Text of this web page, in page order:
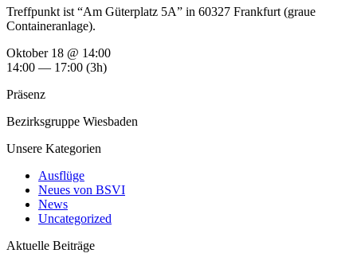
Treffpunkt ist “Am Güterplatz 5A” in 60327 Frankfurt (graue
Containeranlage).
Oktober 18 @ 14:00
14:00 — 17:00 (3h)
Präsenz
Bezirksgruppe Wiesbaden
Unsere Kategorien
Ausflüge
Neues von BSVI
News
Uncategorized
Aktuelle Beiträge